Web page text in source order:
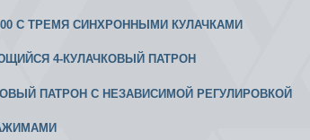
С ТРЕМЯ СИНХРОННЫМИ КУЛАЧКАМИ
4-КУЛАЧКОВЫЙ ПАТРОН
ПАТРОН С НЕЗАВИСИМОЙ РЕГУЛИРОВКОЙ